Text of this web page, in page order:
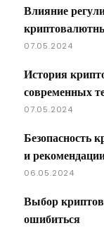
Влияние
07.05.2024
История
современных
07.05.2024
Безопасность
и
06.05.2024
Выбор
ошибиться